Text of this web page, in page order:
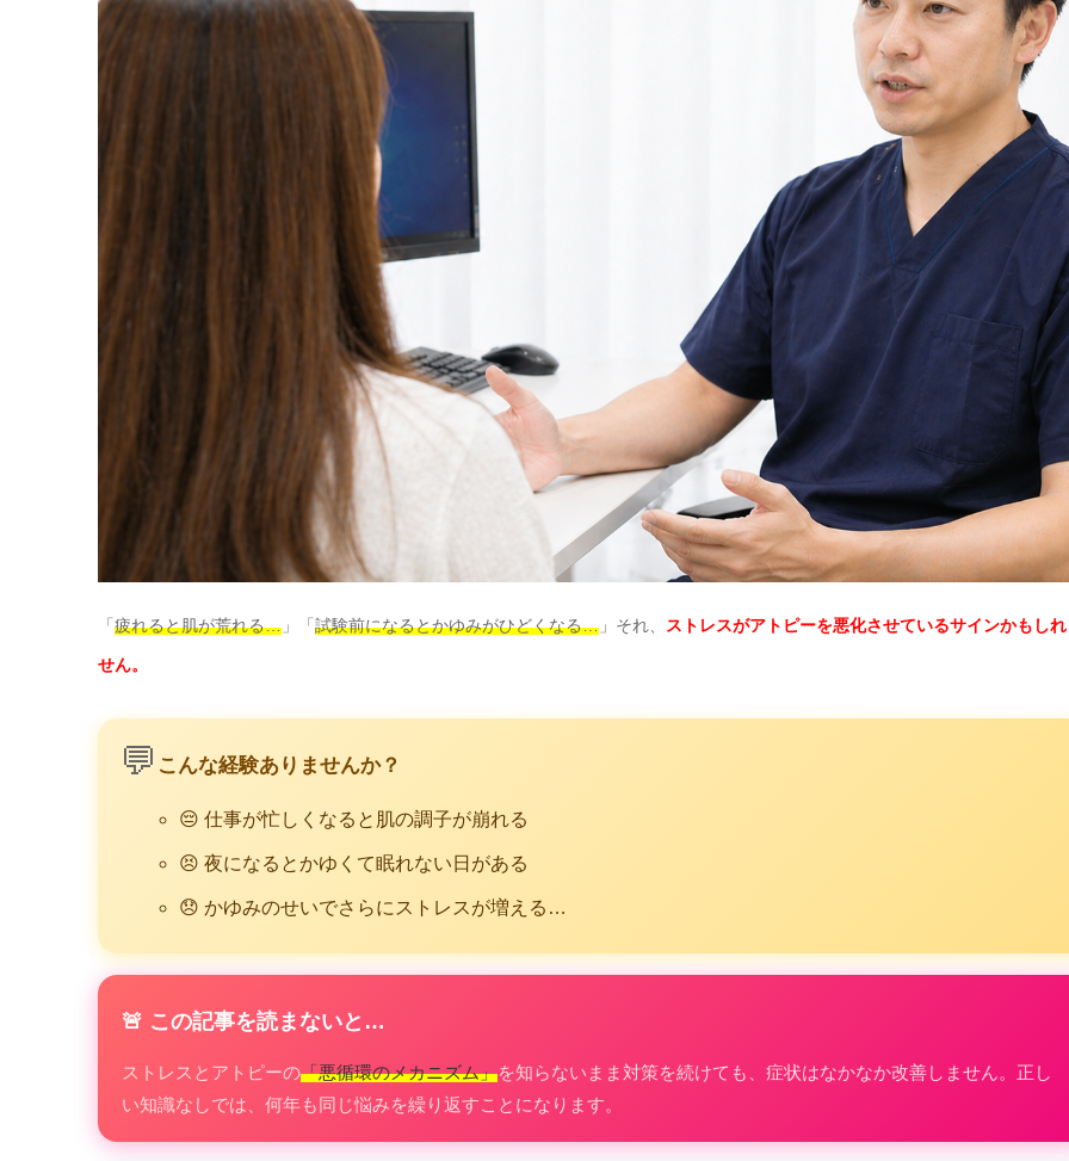
「 疲れると肌が荒れる… 」「 試験前になるとかゆみがひどくなる… 」それ、 ストレスがアトピーを悪化させているサインかもし
せん。
💬 こんな経験ありませんか？
😔 仕事が忙しくなると肌の調子が崩れる
😣 夜になるとかゆくて眠れない日がある
😞 かゆみのせいでさらにストレスが増える…
🚨 この記事を読まないと…
ストレスとアトピーの「悪循環のメカニズム」を知らないまま対策を続けても、症状はなかなか改善しません。正し
い知識なしでは、何年も同じ悩みを繰り返すことになります。